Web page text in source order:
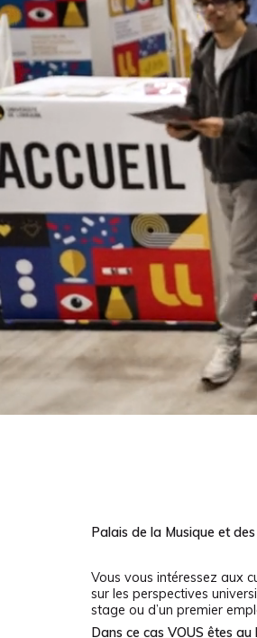
Palais de la Musique et
Vous vous intéressez aux
sur les perspectives
stage ou d’un premier
Dans ce cas VOUS êtes